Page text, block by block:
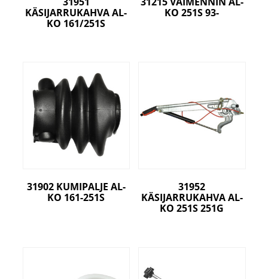
KÄSIJARRUKAHVA AL-
KO 161/251S
KO 251S 93-
31902 KUMIPALJE AL-
KO 161-251S
31952
KÄSIJARRUKAHVA AL-
KO 251S 251G